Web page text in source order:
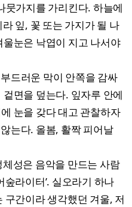
뭇가지를 가리킨다. 하늘에
잎, 꽃 또는 가지가 될 나
눈은 낙엽이 지고 나서야
드러운 막이 안쪽을 감싸
면을 덮는다. 잎자루 안에
눈을 갖다 대고 관찰하자
는다. 올봄, 활짝 피어날
성은 음악을 만드는 사람
숲라이터’. 실오라기 하나
구간이라 생각했던 겨울, 저